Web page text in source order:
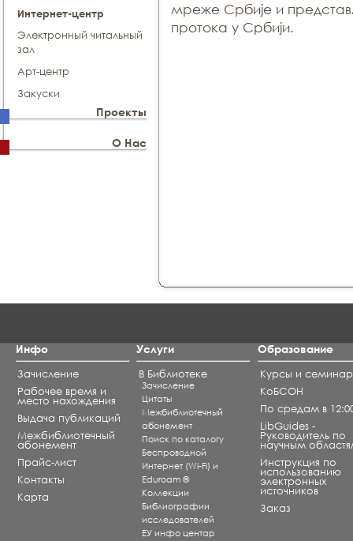
Интернет-центр
Электронный читальный
зал
Арт-центр
Закуски
Проекты
О Нас
мреже Србије и
протока у Србији.
Инфо
Зачисление
Рабочее время и
место нахождения
Выдача публикаций
Межбиблиотечный
абонемент
Прайс-лист
Контакты
Карта
Услуги
В Библиотеке
Зачисление
Цитаты
Межбиблиотечный
абонемент
Поиск по каталогу
Беспроводной
Интернет (Wi-Fi) и
Eduroam ®
Коллекции
Библиографии
исследователей
ЕУ инфо центар
Образование
Курсы и
КоБСОН
По средам в
LibGuides -
Руководитель по
научным
Инструкция по
использованию
электронных
источников
Заказ